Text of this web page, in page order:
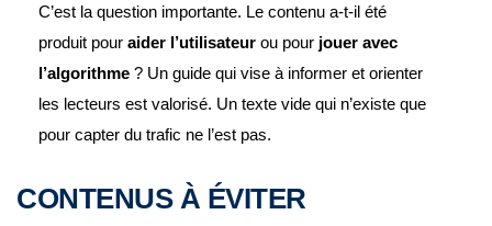
C’est la question importante. Le contenu a-t-il été
produit pour aider l’utilisateur ou pour jouer avec
l’algorithme ? Un guide qui vise à informer et orienter
les lecteurs est valorisé. Un texte vide qui n’existe que
pour capter du trafic ne l’est pas.
CONTENUS À ÉVITER